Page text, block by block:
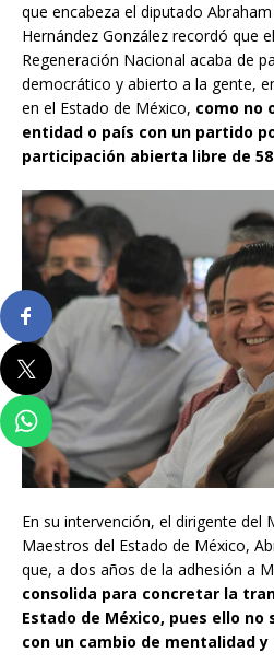
que encabeza el diputado
Hernández González recordó que
Regeneración Nacional acaba de
democrático y abierto a la gente,
en el Estado de México, como no
entidad o país con un partido
participación abierta libre de
En su intervención, el dirigente del
Maestros del Estado de México,
que, a dos años de la adhesión a
consolida para concretar la
Estado de México, pues ello no
con un cambio de mentalidad